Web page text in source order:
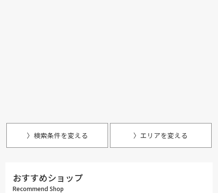
〉検索条件を変える 〉エリアを変える
おすすめショップ
Recommend Shop